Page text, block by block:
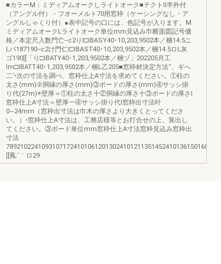
■カラーM：ミディアムオークしライトオーク■テクトIl半外付
（アングル付）・フオーメルト70用窓枠（ケーシングなし・ア
ングルしゃくり付）●表中記号の口には、色記号が入ります。M
ミディアムオークLライトオーク単位mm見込み巾断面図記号価
格／本定尺入数門亡--c2りI□IBASY40･10,203,9502本／梱14.5ニ
Lバ187190--c2け門仁I□IBAST40･10,203,9502本／梱14.5ロL灰
ゴ190[[「り□IBATY40･1,203,9502本／梱ヅ」202205月工
lm□IBATT40･1,203,9502本／梱L乙205■窓枠材決定方法‘‘、ギへ
二‘•次の寸法を調べ、窓枠仕上A寸法を求めてください。①柱の
太さ(mm)②胴縁の厚さ(mm)③ボードの厚さ(mm)④サッシ掛
り代(27m)※壁厚＝①柱の太さ十②胴縁の厚さ十③ボードの厚さI
窓枠仕上A寸法＝壁厚一④サッシ掛り代I窓枠出寸法叶
0~24mm（窓枠出寸法は巾木の厚さより大きくとってくださ
い。）•窓枠仕上A寸法は、工務店様等とお打合せの上、算出し
てください。③ボード単位mm窓枠仕上A寸法窓枠見込み窓枠出
寸法
[[鳳:`｀ロ29